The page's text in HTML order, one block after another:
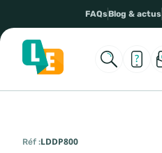
FAQsBlog & actus
Réf :LDDP800